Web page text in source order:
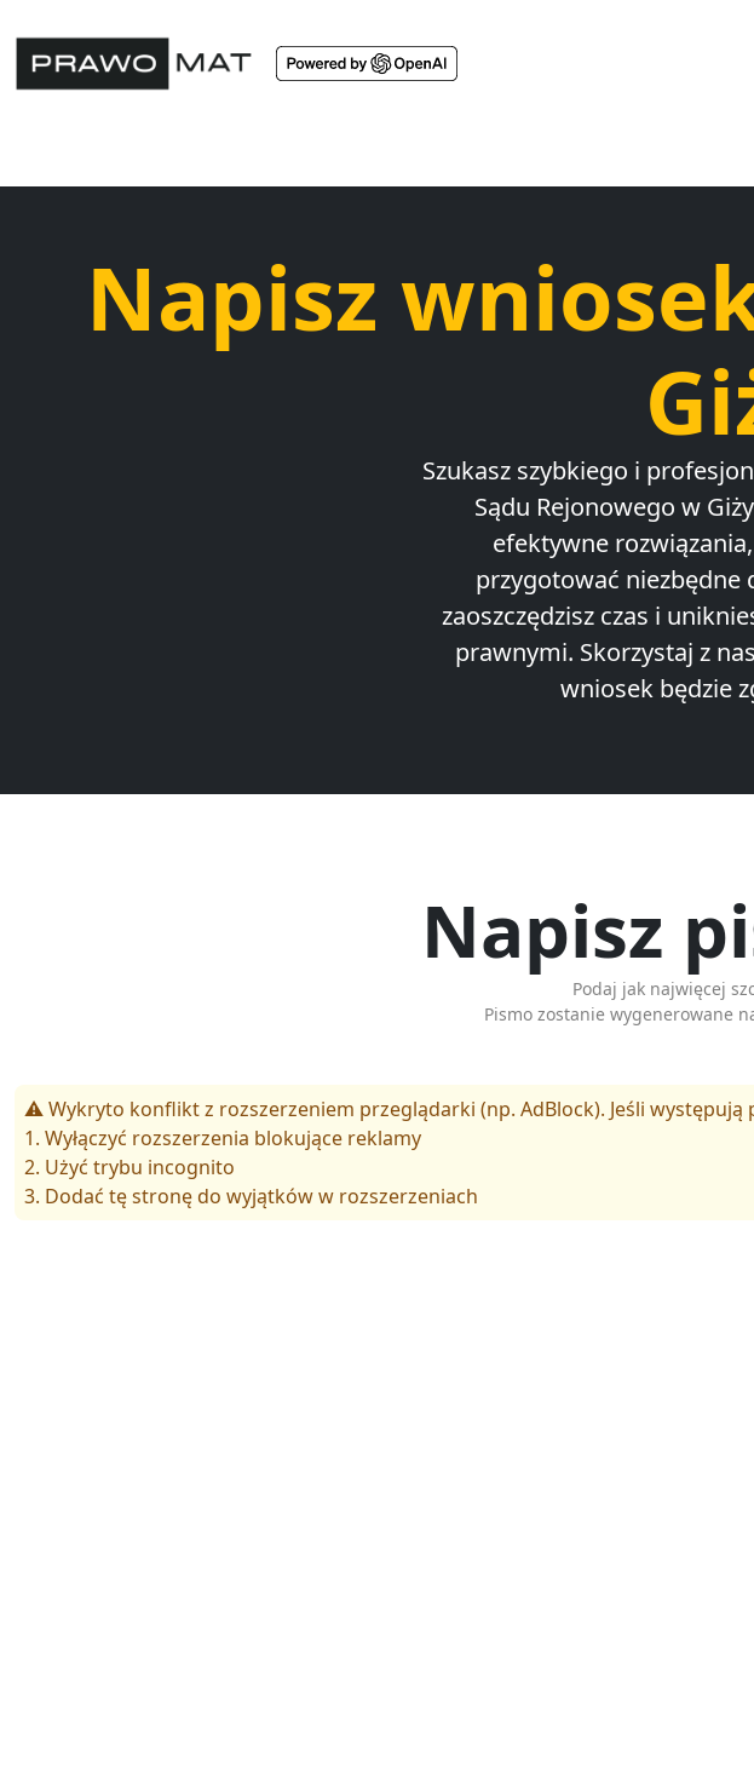
Napisz
Szukasz szybkiego i
Sądu Rejonowego w
efektywne
przygotować niezbędne
zaoszczędzisz czas i
prawnymi. Skorzystaj z
wniosek będzie
Napisz
Podaj jak najwięcej
Pismo zostanie wygenerowane
⚠️ Wykryto konflikt z rozszerzeniem przeglądarki (np. AdBlock). Jeśli występują
1. Wyłączyć rozszerzenia blokujące reklamy
2. Użyć trybu incognito
3. Dodać tę stronę do wyjątków w rozszerzeniach